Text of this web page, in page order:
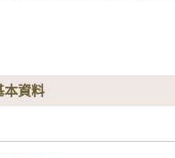
暢銷
本資料